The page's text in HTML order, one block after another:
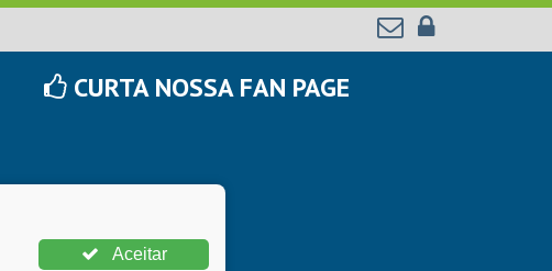
CURTA NOSSA FAN PAGE
Aceitar